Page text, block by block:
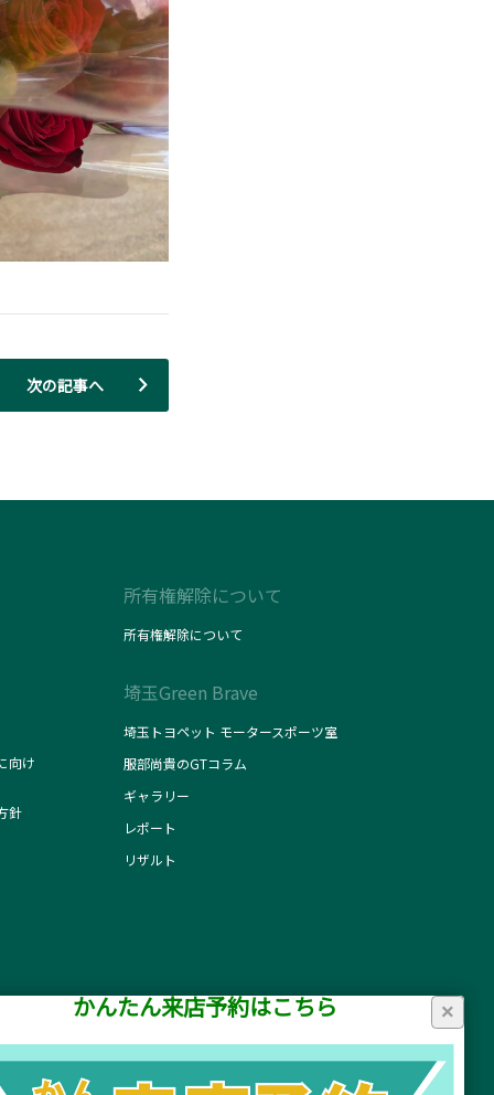
次の記事へ
向け
針
所有権解除について
所有権解除について
埼玉Green Brave
埼玉トヨペット モータースポーツ室
服部尚貴のGTコラム
ギャラリー
レポート
リザルト
×
かんたん来店予約はこちら